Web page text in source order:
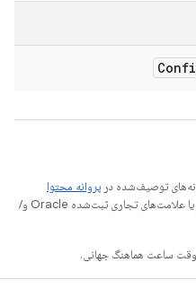
توصیف‌شده در پروانه محتوا
هستند. جاوا و OpenJDK علامت‌های تجاری یا علامت‌های تجاری ثبت‌شده Oracle و/